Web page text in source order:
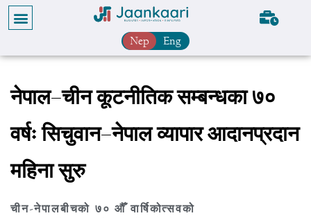
Nep Eng
नेपाल–चीन कूटनीतिक सम्बन्धका ७०
वर्षः सिचुवान–नेपाल व्यापार आदानप्रदान
महिना सुरु
चीन-नेपालबीचको ७० औँ वार्षिकोत्सवको